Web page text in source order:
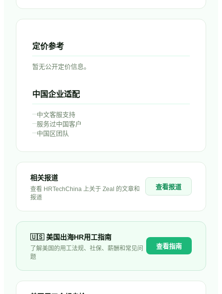
定价参考
暂无公开定价信息。
中国企业适配
–中文客服支持
–服务过中国客户
–中国区团队
相关报道
查看 HRTechChina 上关于 Zeal 的文章和
报道
查看报道
🇺🇸 美国出海HR用工指南
了解美国 的用工法规、社保、薪酬和常见问
题
查看指南